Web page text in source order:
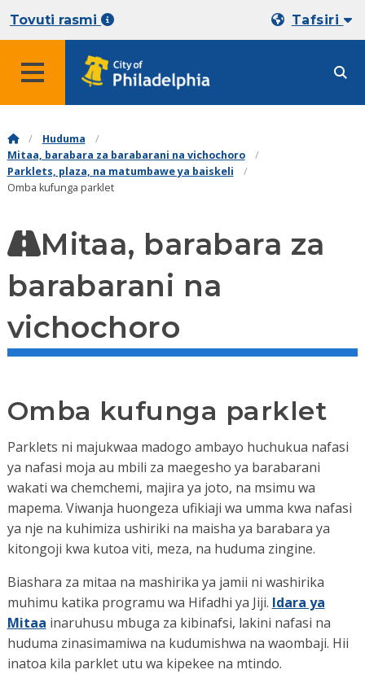
Tovuti rasmi Tafsiri
Huduma
Mitaa, barabara za barabarani na vichochoro
Parklets, plaza, na matumbawe ya baiskeli
Omba kufunga parklet
Mitaa, barabara za
barabarani na
vichochoro
Omba kufunga parklet
Parklets ni majukwaa madogo ambayo huchukua nafasi
ya nafasi moja au mbili za maegesho ya barabarani
wakati wa chemchemi, majira ya joto, na msimu wa
mapema. Viwanja huongeza ufikiaji wa umma kwa nafasi
ya nje na kuhimiza ushiriki na maisha ya barabara ya
kitongoji kwa kutoa viti, meza, na huduma zingine.
Biashara za mitaa na mashirika ya jamii ni washirika
muhimu katika programu wa Hifadhi ya Jiji. Idara ya
Mitaa inaruhusu mbuga za kibinafsi, lakini nafasi na
huduma zinasimamiwa na kudumishwa na waombaji. Hii
inatoa kila parklet utu wa kipekee na mtindo.